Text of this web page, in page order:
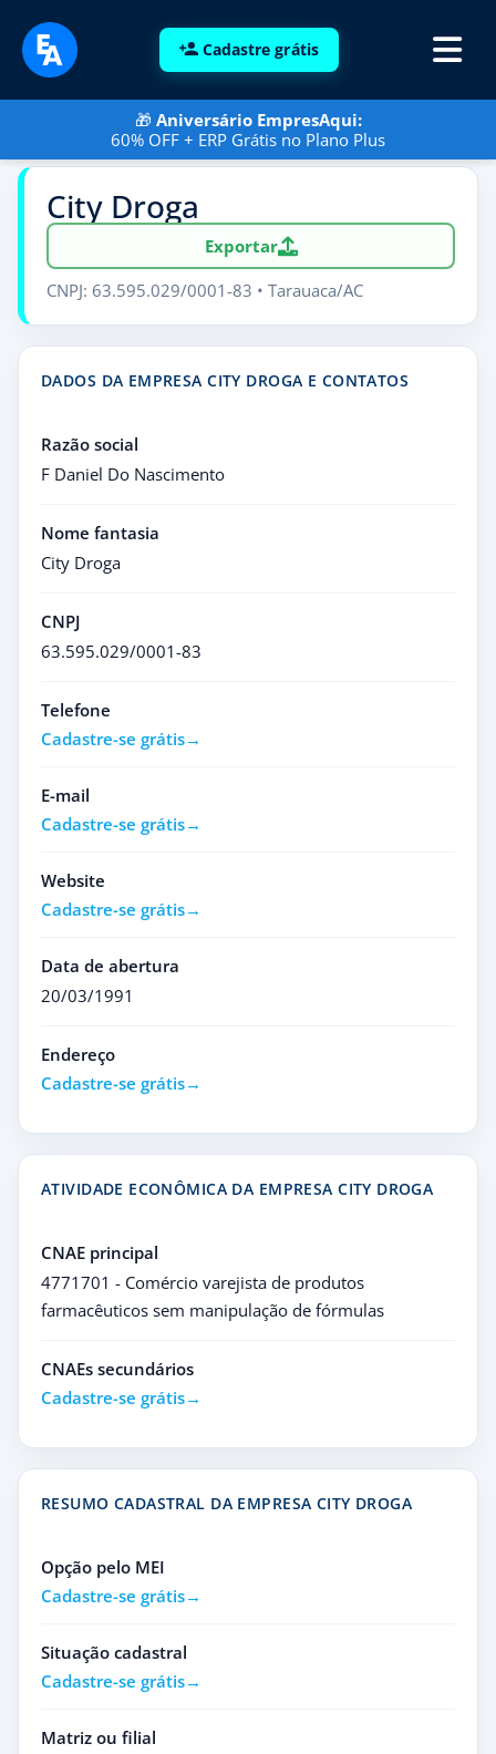
Cadastre grátis
🎁 Aniversário EmpresAqui:
60% OFF + ERP Grátis no Plano Plus
City Droga
Exportar
CNPJ: 63.595.029/0001-83 • Tarauaca/AC
DADOS DA EMPRESA CITY DROGA E CONTATOS
Razão social
F Daniel Do Nascimento
Nome fantasia
City Droga
CNPJ
63.595.029/0001-83
Telefone
Cadastre-se grátis
E-mail
Cadastre-se grátis
Website
Cadastre-se grátis
Data de abertura
20/03/1991
Endereço
Cadastre-se grátis
ATIVIDADE ECONÔMICA DA EMPRESA CITY DROGA
CNAE principal
4771701 - Comércio varejista de produtos
farmacêuticos sem manipulação de fórmulas
CNAEs secundários
Cadastre-se grátis
RESUMO CADASTRAL DA EMPRESA CITY DROGA
Opção pelo MEI
Cadastre-se grátis
Situação cadastral
Cadastre-se grátis
Matriz ou filial